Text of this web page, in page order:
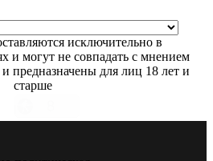
исключительно в
и могут не совпадать с мнением
предназначены для лиц 18 лет и
старше